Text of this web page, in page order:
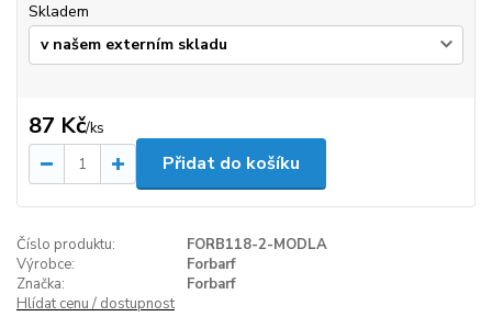
Skladem
87 Kč/ks
Přidat do košíku
Číslo produktu:
FORB118-2-MODLA
Výrobce:
Forbarf
Značka:
Forbarf
Hlídat cenu / dostupnost